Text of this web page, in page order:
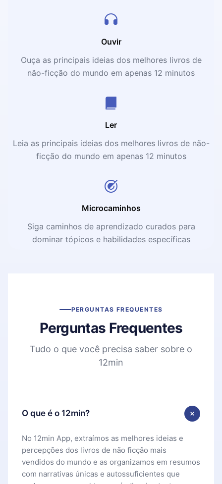
Ouvir
Ouça as principais ideias dos melhores livros de
não-ficção do mundo em apenas 12 minutos
Ler
Leia as principais ideias dos melhores livros de não-
ficção do mundo em apenas 12 minutos
Microcaminhos
Siga caminhos de aprendizado curados para
dominar tópicos e habilidades específicas
PERGUNTAS FREQUENTES
Perguntas Frequentes
Tudo o que você precisa saber sobre o
12min
O que é o 12min?
No 12min App, extraímos as melhores ideias e
percepções dos livros de não ficção mais
vendidos do mundo e as organizamos em resumos
com narrativas únicas e autossuficientes que